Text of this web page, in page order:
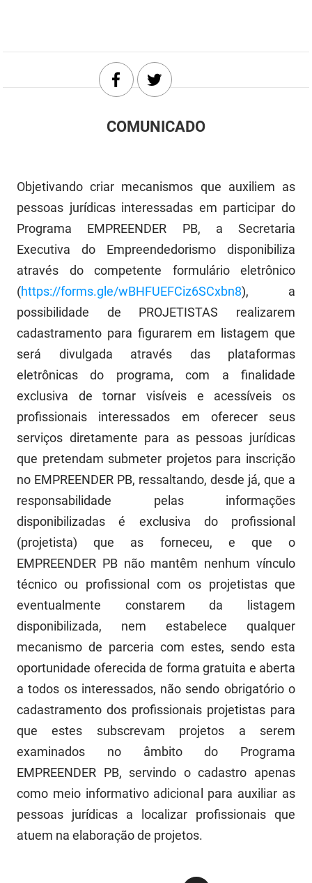
Desenvolvimento Humano
Infraestrutura e dos Recursos Hídricos
Juventude, Esporte e Lazer
Meio Ambiente e Sustentabilidade
Mulher e da Diversidade Humana
Planejamento, Orçamento e Gestão
Procuradoria Geral do Estado
Representação Institucional
Saúde
Turismo e Desenvolvimento Econômico
DETRAN
Fapesq
Fundação Casa de José Américo
FUNAD
FUNDAC
FUNESC
JUCEP
LOTEP
PBGÁS
PB Saúde
PBTUR
Projeto Cooperar
PROCON
COMUNICADO
Objetivando criar mecanismos que auxiliem as
pessoas jurídicas interessadas em participar do
Programa EMPREENDER PB, a Secretaria
Executiva do Empreendedorismo disponibiliza
através do competente formulário eletrônico
(https://forms.gle/wBHFUEFCiz6SCxbn8), a
possibilidade de PROJETISTAS realizarem
cadastramento para figurarem em listagem que
será divulgada através das plataformas
eletrônicas do programa, com a finalidade
exclusiva de tornar visíveis e acessíveis os
profissionais interessados em oferecer seus
serviços diretamente para as pessoas jurídicas
que pretendam submeter projetos para inscrição
no EMPREENDER PB, ressaltando, desde já, que a
responsabilidade pelas informações
disponibilizadas é exclusiva do profissional
(projetista) que as forneceu, e que o
EMPREENDER PB não mantêm nenhum vínculo
técnico ou profissional com os projetistas que
eventualmente constarem da listagem
disponibilizada, nem estabelece qualquer
mecanismo de parceria com estes, sendo esta
oportunidade oferecida de forma gratuita e aberta
a todos os interessados, não sendo obrigatório o
cadastramento dos profissionais projetistas para
que estes subscrevam projetos a serem
examinados no âmbito do Programa
EMPREENDER PB, servindo o cadastro apenas
como meio informativo adicional para auxiliar as
pessoas jurídicas a localizar profissionais que
atuem na elaboração de projetos.